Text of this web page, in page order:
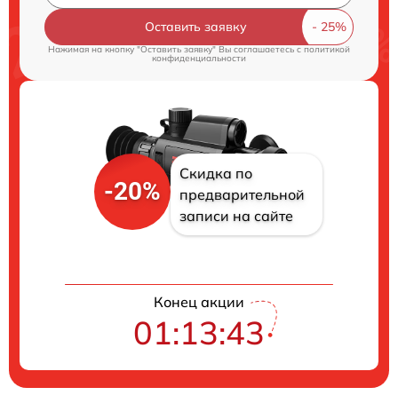
Оставить заявку
Нажимая на кнопку "Оставить заявку" Вы соглашаетесь cполитикой
конфиденциальности
-20%
Скидка по
предварительной
записи на сайте
Конец акции
01:13:42